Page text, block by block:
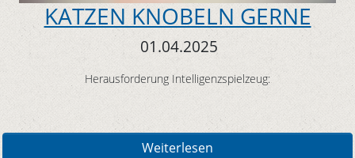
KATZEN KNOBELN GERNE
01.04.2025
Herausforderung Intelligenzspielzeug:
Weiterlesen